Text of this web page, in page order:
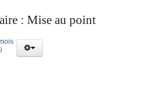
: Mise au point